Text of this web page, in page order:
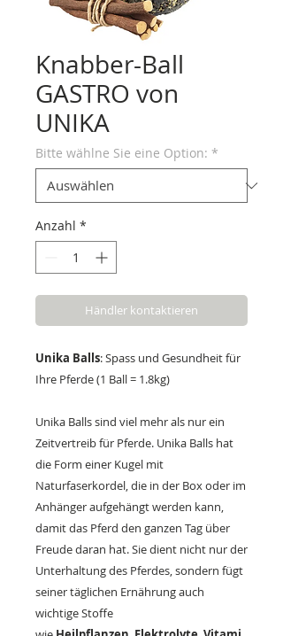
Knabber-Ball
GASTRO von
UNIKA
Bitte wählne Sie eine Option: *
Anzahl *
Händler kontaktieren
Unika Balls: Spass und Gesundheit für
Ihre Pferde (1 Ball = 1.8kg)
Unika Balls sind viel mehr als nur ein
Zeitvertreib für Pferde. Unika Balls hat
die Form einer Kugel mit
Naturfaserkordel, die in der Box oder im
Anhänger aufgehängt werden kann,
damit das Pferd den ganzen Tag über
Freude daran hat. Sie dient nicht nur der
Unterhaltung des Pferdes, sondern fügt
seiner täglichen Ernährung auch
wichtige Stoffe